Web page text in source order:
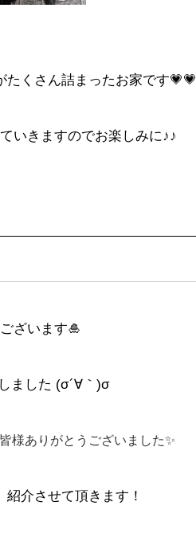
くさん詰まったお家です💗💗
いきますのでお楽しみに♪♪
ざいます🎍
ました (σ´∀｀)σ
様ありがとうございました✨
介させて頂きます！